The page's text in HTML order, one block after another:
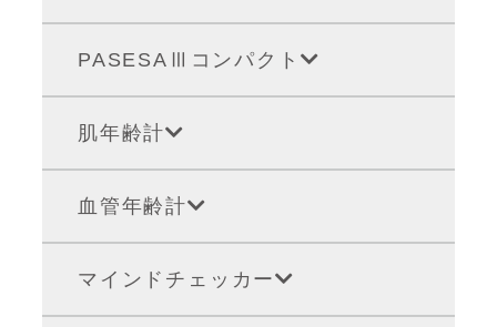
PASESAⅢコンパクト
肌年齢計
血管年齢計
マインドチェッカー